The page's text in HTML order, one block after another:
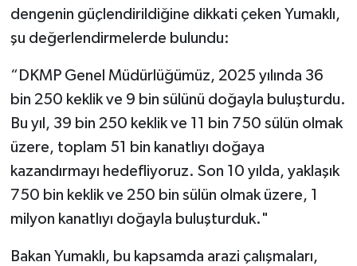
dengenin güçlendirildiğine dikkati çeken Yumaklı,
şu değerlendirmelerde bulundu:
“DKMP Genel Müdürlüğümüz, 2025 yılında 36
bin 250 keklik ve 9 bin sülünü doğayla buluşturdu.
Bu yıl, 39 bin 250 keklik ve 11 bin 750 sülün olmak
üzere, toplam 51 bin kanatlıyı doğaya
kazandırmayı hedefliyoruz. Son 10 yılda, yaklaşık
750 bin keklik ve 250 bin sülün olmak üzere, 1
milyon kanatlıyı doğayla buluşturduk."
Bakan Yumaklı, bu kapsamda arazi çalışmaları,